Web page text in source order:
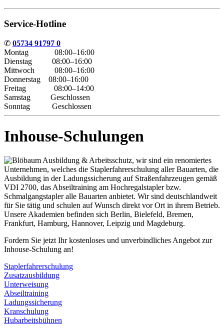
Service-Hotline
✆ 05734 91797 0
Montag 08:00–16:00
Dienstag 08:00–16:00
Mittwoch 08:00–16:00
Donnerstag 08:00–16:00
Freitag 08:00–14:00
Samstag Geschlossen
Sonntag Geschlossen
Inhouse-Schulungen
Fordern Sie jetzt Ihr kostenloses und unverbindliches Angebot zur
Inhouse-Schulung an!
Staplerfahrerschulung
Zusatzausbildung
Unterweisung
Abseiltraining
Ladungssicherung
Kranschulung
Hubarbeitsbühnen